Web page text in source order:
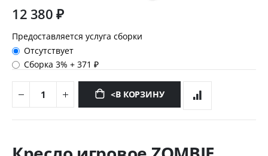
12 380 ₽
Предоставляется услуга сборки
Отсутствует
Сборка 3%+371 ₽
<В КОРЗИНУ
к